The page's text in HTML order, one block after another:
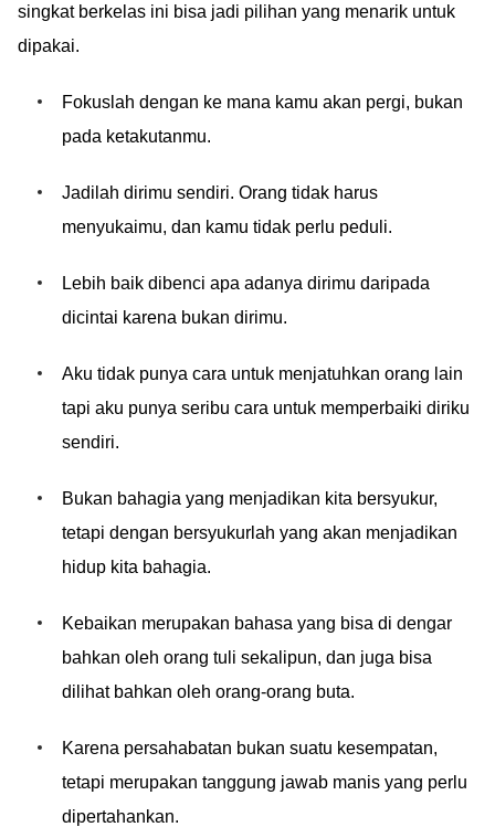
singkat berkelas ini bisa jadi pilihan yang menarik untuk
dipakai.
Fokuslah dengan ke mana kamu akan pergi, bukan
pada ketakutanmu.
Jadilah dirimu sendiri. Orang tidak harus
menyukaimu, dan kamu tidak perlu peduli.
Lebih baik dibenci apa adanya dirimu daripada
dicintai karena bukan dirimu.
Aku tidak punya cara untuk menjatuhkan orang lain
tapi aku punya seribu cara untuk memperbaiki diriku
sendiri.
Bukan bahagia yang menjadikan kita bersyukur,
tetapi dengan bersyukurlah yang akan menjadikan
hidup kita bahagia.
Kebaikan merupakan bahasa yang bisa di dengar
bahkan oleh orang tuli sekalipun, dan juga bisa
dilihat bahkan oleh orang-orang buta.
Karena persahabatan bukan suatu kesempatan,
tetapi merupakan tanggung jawab manis yang perlu
dipertahankan.